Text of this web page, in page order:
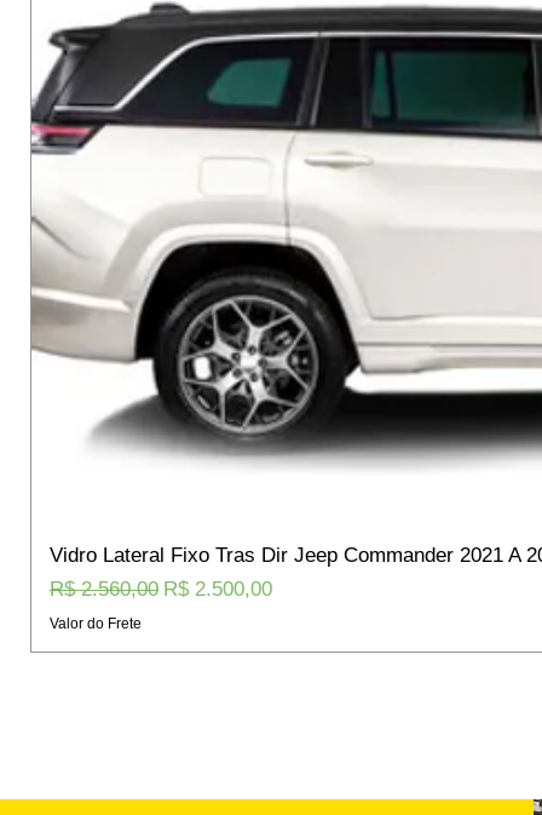
Vidro Lateral Fixo Tras Dir Jeep Commander 2021 A
Preço normal
R$ 2.560,00 Preço promocional
R$ 2.500,00
Valor do Frete